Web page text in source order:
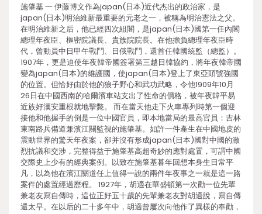
施肇基 一 伊藤博文作為japan(日本)近代杰出的政治家，是
japan(日本)明治維新最重要的元老之一，被稱為明治憲法之父。
在明治維新之后，他已經四次組閣，是japan(日本)國第一任內閣
總理年夜臣、樞密院議長、貴族院院長。在他擔負總理年夜臣時
代，曾動員中日甲午戰鬥、日俄戰鬥，還首任韓國統監（總監）。
1907年，更是迫使年夜韓帝國簽署第三越日韓協約，將年夜韓帝國
變為japan(日本)的維護國，使japan(日本)登上了東亞頭號強國
的位置。但恰好由於他的狼子野心和武功武略，令他1909年10月
26日在中國西南的哈爾濱車站支出了性命的價格，被年夜韓平易
近族好漢安重根就地擊斃。 而在當天他走下火車專列時第一個迎
接他和他握手的倒是一位中國官員，即本地當局的最高官員：吉林
東南路兵備道兼濱江關監視的施肇基。如許一件產生在中國地皮的
震動世界的驚天年夜案，卻并沒有形成japan(日本)國對中國的激
烈抗議和交涉，完整得益于施肇基高超奇妙的應對處置，可謂中國
交際史上少有的經典案例。以致在施肇基暮年回想本身生日常平
凡，以為他在濱江關道任上值得一說的兩件年夜事之一就是這一路
案件的處置經過歷程。 1927年，胡適在華盛頓第一次勸一位先輩
兼老友寫自傳時，這位正好五十歲的先輩兼老友對胡適說，寫自傳
還太早。在以后的二十多年中，胡適曾屢次向他作了異樣的奉勸，